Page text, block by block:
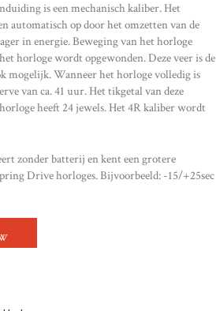
is een mechanisch kaliber. Het
automatisch op door het omzetten van de
in energie. Beweging van het horloge
horloge wordt opgewonden. Deze veer is de
mogelijk. Wanneer het horloge volledig is
van ca. 41 uur. Het tikgetal van deze
heeft 24 jewels. Het 4R kaliber wordt
zonder batterij en kent een grotere
Drive horloges. Bijvoorbeeld: -15/+25sec